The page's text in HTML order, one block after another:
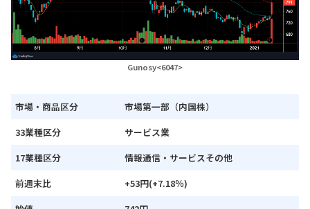
Gunosy<6047>
市場・商品区分
市場第一部（内国株）
33業種区分
サービス業
17業種区分
情報通信・サービスその他
前週末比
+53円(+7.18％)